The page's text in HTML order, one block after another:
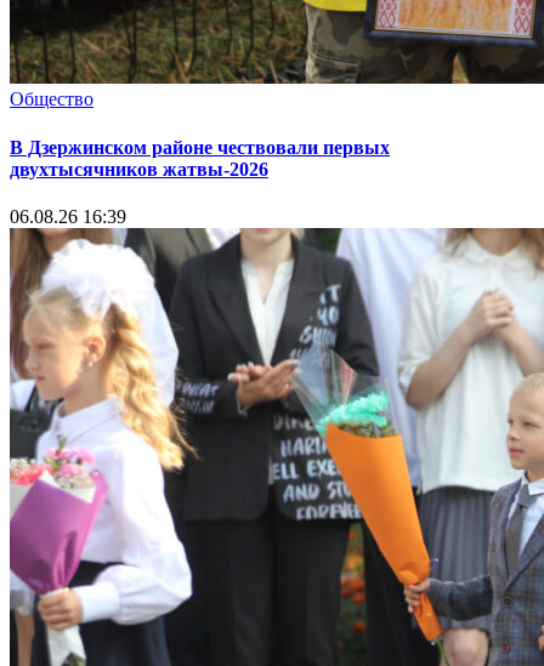
Общество
В Дзержинском районе чествовали первых
двухтысячников жатвы-2026
06.08.26 16:39